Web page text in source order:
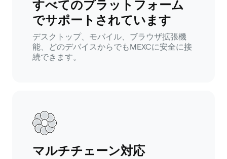
すべてのプラットフォーム
でサポートされています
デスクトップ、モバイル、ブラウザ拡張機
能、どのデバイスからでもMEXCに安全に接
続できます。
マルチチェーン対応